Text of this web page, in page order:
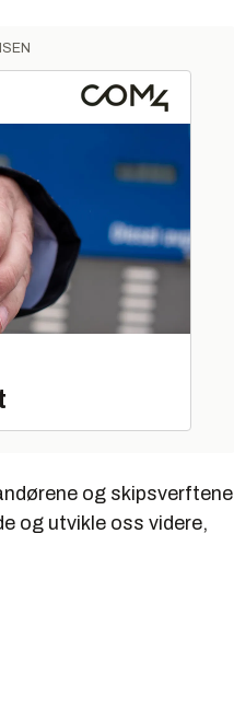
og skipsverftene
og utvikle oss videre,